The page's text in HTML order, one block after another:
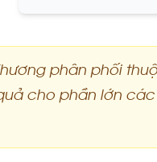
phân phối
cho phần lớn